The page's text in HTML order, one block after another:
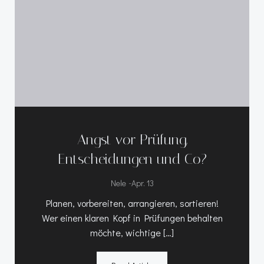
Angst vor Prüfung,
Entscheidungen und Co?
Nele -Apr. 13
Planen, vorbereiten, arrangieren, sortieren!
Wer einen klaren Kopf in Prüfungen behalten
möchte, wichtige […]